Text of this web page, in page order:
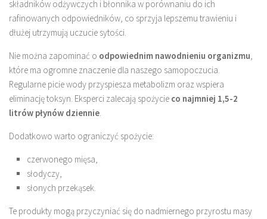
składników odżywczych i błonnika w porównaniu do ich
rafinowanych odpowiedników, co sprzyja lepszemu trawieniu i
dłużej utrzymują uczucie sytości.
Nie można zapominać o odpowiednim nawodnieniu organizmu,
które ma ogromne znaczenie dla naszego samopoczucia.
Regularne picie wody przyspiesza metabolizm oraz wspiera
eliminację toksyn. Eksperci zalecają spożycie co najmniej 1,5-2
litrów płynów dziennie.
Dodatkowo warto ograniczyć spożycie:
czerwonego mięsa,
słodyczy,
słonych przekąsek.
Te produkty mogą przyczyniać się do nadmiernego przyrostu masy